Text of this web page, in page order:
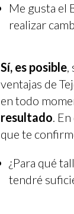
Me gusta el
realizar
Sí, es posible,
ventajas de
en todo
resultado.
que te
¿Para qué
tendré